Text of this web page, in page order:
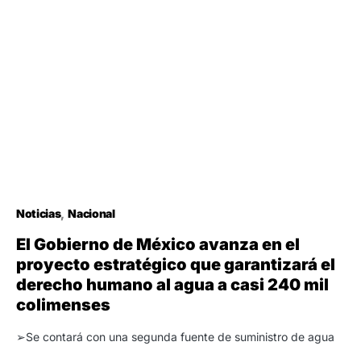
Noticias Nacional
El Gobierno de México avanza en el
proyecto estratégico que garantizará el
derecho humano al agua a casi 240 mil
colimenses
➢Se contará con una segunda fuente de suministro de agua